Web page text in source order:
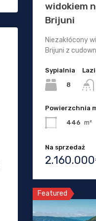
widokiem
Brijuni
Niezakłócony
Brijuni z
Sypialnia
8
Powierzchnia
446 m²
Na sprzedaż
Featured